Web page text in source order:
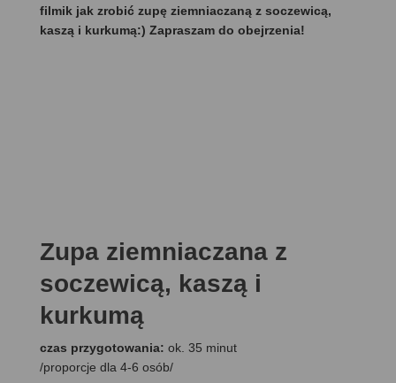
filmik jak zrobić zupę ziemniaczaną z soczewicą,
kaszą i kurkumą:) Zapraszam do obejrzenia!
Zupa ziemniaczana z
soczewicą, kaszą i
kurkumą
czas przygotowania: ok. 35 minut
/proporcje dla 4-6 osób/